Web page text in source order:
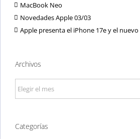
MacBook Neo
Novedades Apple 03/03
Apple presenta el iPhone 17e y el nuevo
Archivos
Archivos
Categorías